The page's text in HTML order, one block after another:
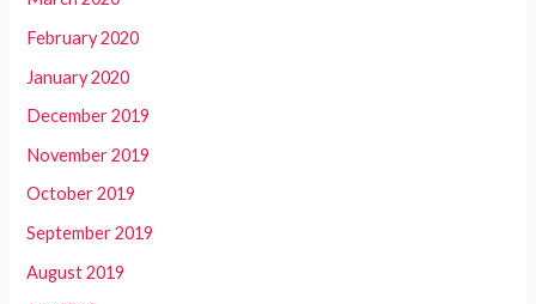
February 2020
January 2020
December 2019
November 2019
October 2019
September 2019
August 2019